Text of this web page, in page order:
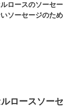
ロースのソーセ
ソーセージのた
ロースソー